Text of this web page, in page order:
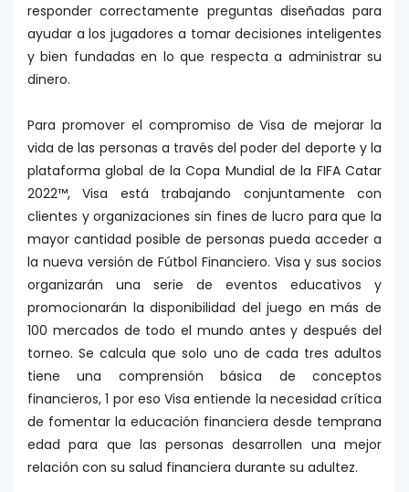
responder correctamente preguntas diseñadas para
ayudar a los jugadores a tomar decisiones inteligentes
y bien fundadas en lo que respecta a administrar su
dinero.
Para promover el compromiso de Visa de mejorar la
vida de las personas a través del poder del deporte y la
plataforma global de la Copa Mundial de la FIFA Catar
2022™, Visa está trabajando conjuntamente con
clientes y organizaciones sin fines de lucro para que la
mayor cantidad posible de personas pueda acceder a
la nueva versión de Fútbol Financiero. Visa y sus socios
organizarán una serie de eventos educativos y
promocionarán la disponibilidad del juego en más de
100 mercados de todo el mundo antes y después del
torneo. Se calcula que solo uno de cada tres adultos
tiene una comprensión básica de conceptos
financieros, 1 por eso Visa entiende la necesidad crítica
de fomentar la educación financiera desde temprana
edad para que las personas desarrollen una mejor
relación con su salud financiera durante su adultez.